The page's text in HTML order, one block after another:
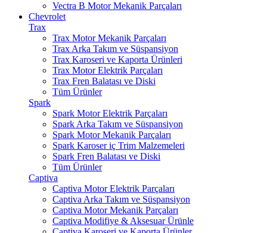
Vectra B Motor Mekanik Parçaları
Chevrolet
Trax
Trax Motor Mekanik Parçaları
Trax Arka Takım ve Süspansiyon
Trax Karoseri ve Kaporta Ürünleri
Trax Motor Elektrik Parçaları
Trax Fren Balatası ve Diski
Tüm Ürünler
Spark
Spark Motor Elektrik Parçaları
Spark Arka Takım ve Süspansiyon
Spark Motor Mekanik Parçaları
Spark Karoser iç Trim Malzemeleri
Spark Fren Balatası ve Diski
Tüm Ürünler
Captiva
Captiva Motor Elektrik Parçaları
Captiva Arka Takım ve Süspansiyon
Captiva Motor Mekanik Parçaları
Captiva Modifiye & Aksesuar Ürünle